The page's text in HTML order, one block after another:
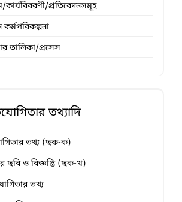
প্রতিবেদনসমূহ
কর্মপরিকল্পনা
তালিকা/প্রসেস
তথ্যাদি
তথ্য (ছক-ক)
ছবি ও বিজ্ঞপ্তি (ছক-খ)
তথ্য